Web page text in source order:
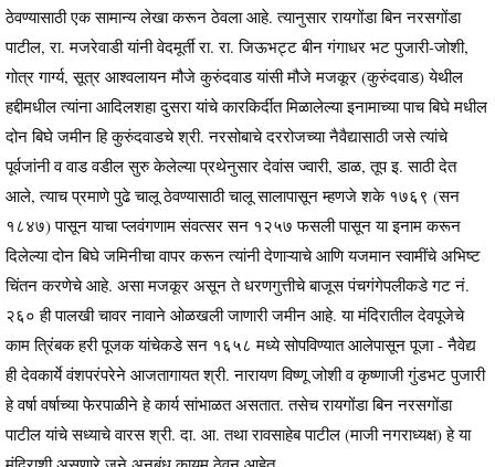
ठेवण्यासाठी एक सामान्य लेखा करून ठेवला आहे. त्यानुसार रायगोंडा बिन नरसगोंडा
पाटील, रा. मजरेवाडी यांनी वेदमूर्ती रा. रा. जिऊभट्ट बीन गंगाधर भट पुजारी-जोशी,
गोत्र गार्ग्य, सूत्र आश्वलायन मौजे कुरुंदवाड यांसी मौजे मजकूर (कुरुंदवाड) येथील
हद्दीमधील त्यांना आदिलशहा दुसरा यांचे कारकिर्दीत मिळालेल्या इनामाच्या पाच बिघे मधील
दोन बिघे जमीन हि कुरुंदवाडचे श्री. नरसोबाचे दररोजच्या नैवैद्यासाठी जसे त्यांचे
पूर्वजांनी व वाड वडील सुरु केलेल्या प्रथेनुसार देवांस ज्वारी, डाळ, तूप इ. साठी देत
आले, त्याच प्रमाणे पुढे चालू ठेवण्यासाठी चालू सालापासून म्हणजे शके १७६९ (सन
१८४७) पासून याचा प्लवंगणाम संवत्सर सन १२५७ फसली पासून या इनाम करून
दिलेल्या दोन बिघे जमिनीचा वापर करून त्यांनी देणाऱ्याचे आणि यजमान स्वामींचे अभिष्ट
चिंतन करणेचे आहे. असा मजकूर असून ते धरणगुत्तीचे बाजूस पंचगंगेपलीकडे गट नं.
२६० ही पालखी चावर नावाने ओळखली जाणारी जमीन आहे. या मंदिरातील देवपूजेचे
काम त्रिंबक हरी पूजक यांचेकडे सन १६५८ मध्ये सोपविण्यात आलेपासून पूजा - नैवेद्य
ही देवकार्ये वंशपरंपरेने आजतागायत श्री. नारायण विष्णू जोशी व कृष्णाजी गुंडभट पुजारी
हे वर्षा वर्षाच्या फेरपाळीने हे कार्य सांभाळत असतात. तसेच रायगोंडा बिन नरसगोंडा
पाटील यांचे सध्याचे वारस श्री. दा. आ. तथा रावसाहेब पाटील (माजी नगराध्यक्ष) हे या